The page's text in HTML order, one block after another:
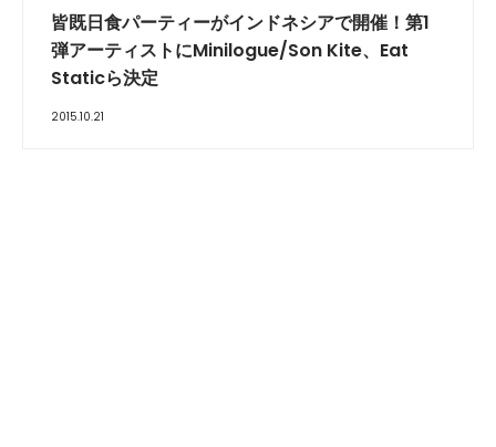
皆既日食パーティーがインドネシアで開催！第1
弾アーティストにMinilogue/Son Kite、Eat
Staticら決定
2015.10.21